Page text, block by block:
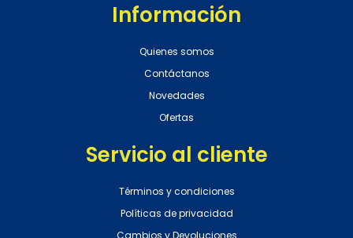
Información
Quienes somos
Contáctanos
Novedades
Ofertas
Servicio al cliente
Términos y condiciones
Políticas de privacidad